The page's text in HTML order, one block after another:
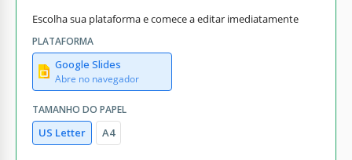
Escolha sua plataforma e comece a editar imediatamente
PLATAFORMA
Google Slides
Abre no navegador
TAMANHO DO PAPEL
US Letter A4